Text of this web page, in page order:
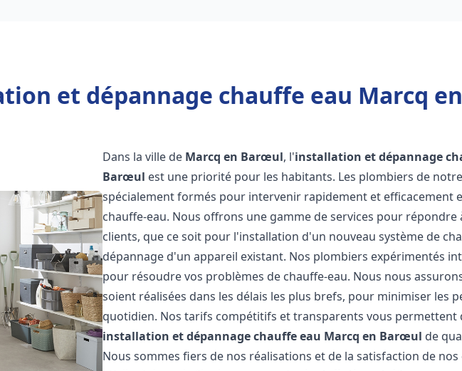
et dépannage chauffe eau Marcq en
Dans la ville de Marcq en Barœul, l'installation et dépannage
Barœul est une priorité pour les habitants. Les plombiers de
spécialement formés pour intervenir rapidement et efficacement
chauffe-eau. Nous offrons une gamme de services pour répondre
clients, que ce soit pour l'installation d'un nouveau système de
dépannage d'un appareil existant. Nos plombiers expérimentés
pour résoudre vos problèmes de chauffe-eau. Nous nous
soient réalisées dans les délais les plus brefs, pour minimiser les
quotidien. Nos tarifs compétitifs et transparents vous permettent
installation et dépannage chauffe eau Marcq en Barœul de
Nous sommes fiers de nos réalisations et de la satisfaction de